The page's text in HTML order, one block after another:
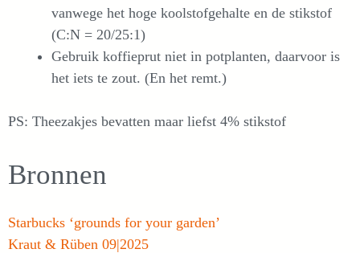
vanwege het hoge koolstofgehalte en de stikstof
(C:N = 20/25:1)
Gebruik koffieprut niet in potplanten, daarvoor is
het iets te zout. (En het remt.)
PS: Theezakjes bevatten maar liefst 4% stikstof
Bronnen
Starbucks ‘grounds for your garden’
Kraut & Rüben 09|2025